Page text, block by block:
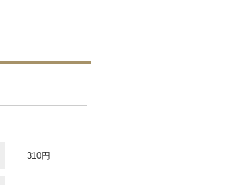
310円